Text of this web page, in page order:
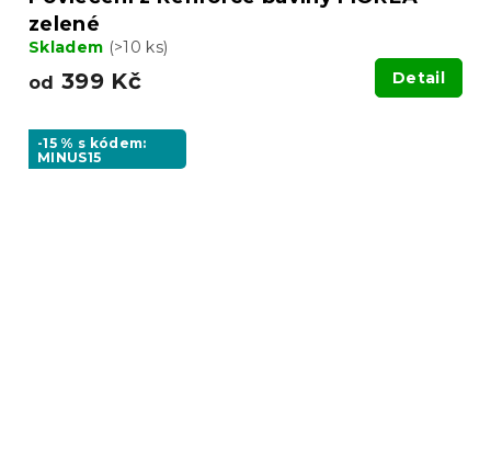
zelené
Skladem (>10 ks)
od 399 Kč Detail
-15 % s kódem:
MINUS15